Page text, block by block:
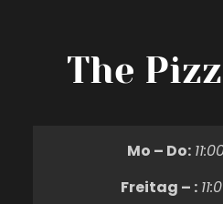
The
Mo – Do:
Freitag – :